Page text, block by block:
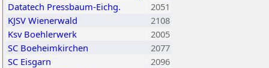
Datatech Pressbaum-Eichg.
2051
KJSV Wienerwald
2108
Ksv Boehlerwerk
2005
SC Boeheimkirchen
2077
SC Eisgarn
2096